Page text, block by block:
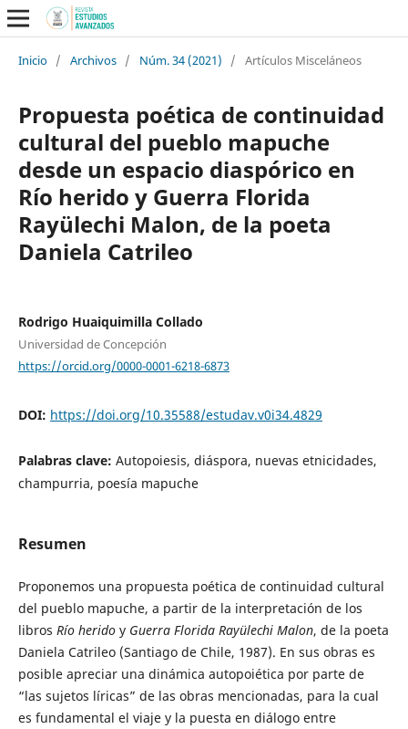
Inicio / Archivos / Núm. 34 (2021) / Artículos Misceláneos
Propuesta poética de continuidad
cultural del pueblo mapuche
desde un espacio diaspórico en
Río herido y Guerra Florida
Rayülechi Malon, de la poeta
Daniela Catrileo
Rodrigo Huaiquimilla Collado
Universidad de Concepción
https://orcid.org/0000-0001-6218-6873
DOI: https://doi.org/10.35588/estudav.v0i34.4829
Palabras clave: Autopoiesis, diáspora, nuevas etnicidades,
champurria, poesía mapuche
Resumen
Proponemos una propuesta poética de continuidad cultural
del pueblo mapuche, a partir de la interpretación de los
libros Río heridoy Guerra Florida Rayülechi Malon, de la poeta
Daniela Catrileo (Santiago de Chile, 1987). En sus obras es
posible apreciar una dinámica autopoiética por parte de
“las sujetos líricas” de las obras mencionadas, para la cual
es fundamental el viaje y la puesta en diálogo entre